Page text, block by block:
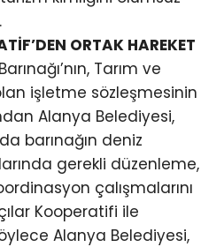
ORTAK HAREKET
Tarım ve
işletme sözleşmesinin
Alanya Belediyesi,
barınağın deniz
gerekli düzenleme,
çalışmalarını
Kooperatifi ile
Alanya Belediyesi,